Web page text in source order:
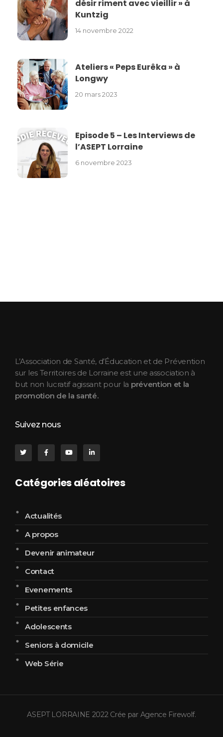
désir riment avec vieillir » à
Kuntzig
14 novembre 2022
Ateliers « Peps Eurêka » à
Longwy
20 mars 2023
Episode 5 – Les Interviews de
l’ASEPT Lorraine
6 novembre 2023
L’Association de Santé, d’Éducation et de Prévention
sur les Territoires de Lorraine est une association à
but non lucratif agissant pour la prévention et la
promotion de la santé.
Suivez nous
Catégories aléatoires
Actualités
A propos
Devenir animateur
Contact
Evenements
Petites enfances
Adolescents
Seniors à domicile
Web Série
ASEPT LORRAINE 2022 Crée par Agence Firewolf.